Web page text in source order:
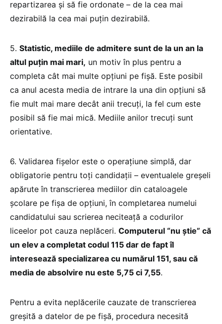
repartizarea şi să fie ordonate – de la cea mai
dezirabilă la cea mai puţin dezirabilă.
5. Statistic, mediile de admitere sunt de la un an la
altul puţin mai mari, un motiv în plus pentru a
completa cât mai multe opţiuni pe fişă. Este posibil
ca anul acesta media de intrare la una din opţiuni să
fie mult mai mare decât anii trecuţi, la fel cum este
posibil să fie mai mică. Mediile anilor trecuţi sunt
orientative.
6. Validarea fişelor este o operaţiune simplă, dar
obligatorie pentru toţi candidaţii – eventualele greşeli
apărute în transcrierea mediilor din cataloagele
şcolare pe fişa de opţiuni, în completarea numelui
candidatului sau scrierea neciteaţă a codurilor
liceelor pot cauza neplăceri. Computerul “nu ştie” că
un elev a completat codul 115 dar de fapt îl
interesează specializarea cu numărul 151, sau că
media de absolvire nu este 5,75 ci 7,55.
Pentru a evita neplăcerile cauzate de transcrierea
greşită a datelor de pe fişă, procedura necesită